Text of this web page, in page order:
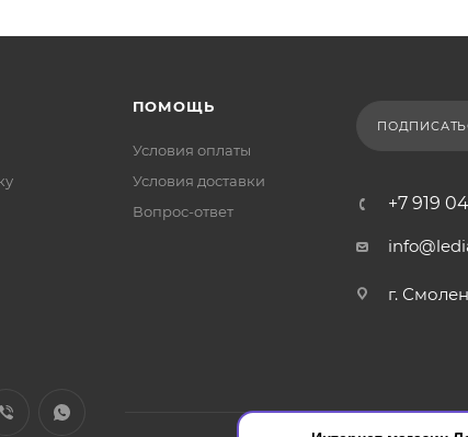
ПОМОЩЬ
Условия оплаты
Условия доставки
Вопрос-ответ
+7 919
г.